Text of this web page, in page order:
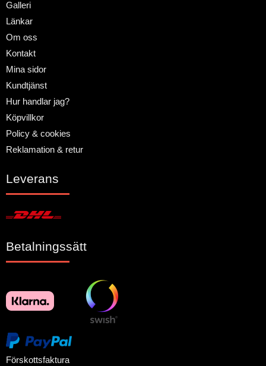
Galleri
Länkar
Om oss
Kontakt
Mina sidor
Kundtjänst
Hur handlar jag?
Köpvillkor
Policy & cookies
Reklamation & retur
Leverans
Betalningssätt
Förskottsfaktura